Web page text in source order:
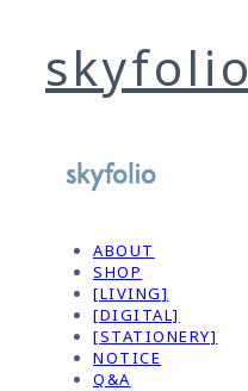
skyfolio
ABOUT
SHOP
[LIVING]
[DIGITAL]
[STATIONERY]
NOTICE
Q&A